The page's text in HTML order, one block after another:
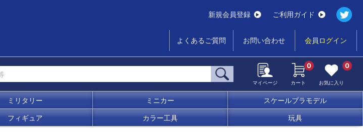
新規会員登録 ご利用ガイド
よくあるご質問 お問い合わせ 会員ログイン
マイページ カート
0
お気に入り
0
ミリタリー ミニカー スケールプラモデル
フィギュア カラー工具 玩具